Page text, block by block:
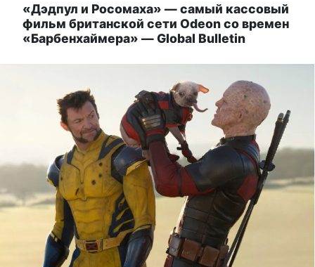
«Дэдпул и Росомаха» — самый кассовый
фильм британской сети Odeon со времен
«Барбенхаймера» — Global Bulletin